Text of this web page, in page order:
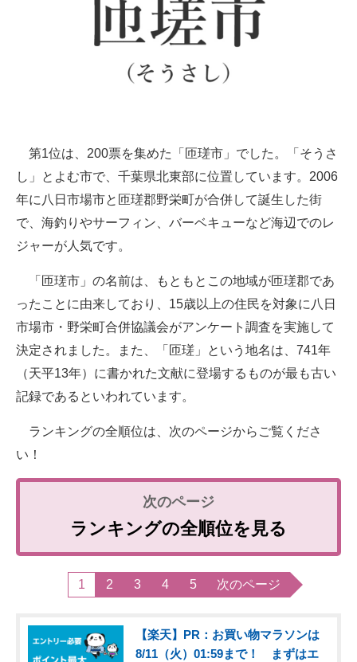
第1位は、200票を集めた「匝瑳市」でした。「そうさ
し」とよむ市で、千葉県北東部に位置しています。2006
年に八日市場市と匝瑳郡野栄町が合併して誕生した街
で、海釣りやサーフィン、バーベキューなど海辺でのレ
ジャーが人気です。
「匝瑳市」の名前は、もともとこの地域が匝瑳郡であ
ったことに由来しており、15歳以上の住民を対象に八日
市場市・野栄町合併協議会がアンケート調査を実施して
決定されました。また、「匝瑳」という地名は、741年
（天平13年）に書かれた文献に登場するものが最も古い
記録であるといわれています。
ランキングの全順位は、次のページからご覧くださ
い！
ランキングの全順位を見る
1 2 3 4 5 次のページ
【楽天】PR：お買い物マラソンは
8/11（火）01:59まで！ まずはエ